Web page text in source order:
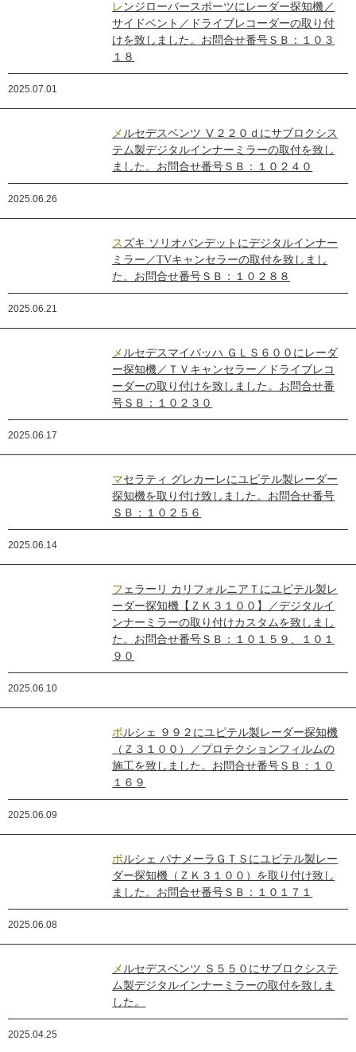
レンジローバースポーツにレーダー探知機／
サイドベント／ドライブレコーダーの取り付
けを致しました。お問合せ番号ＳＢ：１０３
１８
2025.07.01
メルセデスベンツ Ⅴ２２０ｄにサブロクシス
テム製デジタルインナーミラーの取付を致し
ました。お問合せ番号ＳＢ：１０２４０
2025.06.26
スズキ ソリオバンデットにデジタルインナー
ミラー／TVキャンセラーの取付を致しまし
た。お問合せ番号ＳＢ：１０２８８
2025.06.21
メルセデスマイバッハ ＧＬＳ６００にレーダ
ー探知機／ＴＶキャンセラー／ドライブレコ
ーダーの取り付けを致しました。お問合せ番
号ＳＢ：１０２３０
2025.06.17
マセラティ グレカーレにユピテル製レーダー
探知機を取り付け致しました。お問合せ番号
ＳＢ：１０２５６
2025.06.14
フェラーリ カリフォルニアＴにユピテル製レ
ーダー探知機【ＺＫ３１００】／デジタルイ
ンナーミラーの取り付けカスタムを致しまし
た。お問合せ番号ＳＢ：１０１５９、１０１
９０
2025.06.10
ポルシェ ９９２にユピテル製レーダー探知機
（Ｚ３１００）／プロテクションフィルムの
施工を致しました。お問合せ番号ＳＢ：１０
１６９
2025.06.09
ポルシェ パナメーラＧＴＳにユピテル製レー
ダー探知機（ＺＫ３１００）を取り付け致し
ました。お問合せ番号ＳＢ：１０１７１
2025.06.08
メルセデスベンツ Ｓ５５０にサブロクシステ
ム製デジタルインナーミラーの取付を致しま
した。
2025.04.25